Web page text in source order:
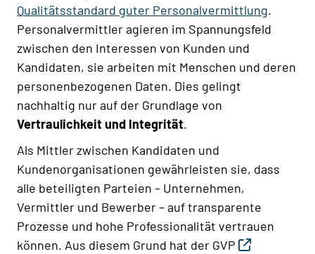
Qualitätsstandard guter Personalvermittlung.
Personalvermittler agieren im Spannungsfeld
zwischen den Interessen von Kunden und
Kandidaten, sie arbeiten mit Menschen und deren
personenbezogenen Daten. Dies gelingt
nachhaltig nur auf der Grundlage von
Vertraulichkeit und Integrität.
Als Mittler zwischen Kandidaten und
Kundenorganisationen gewährleisten sie, dass
alle beteiligten Parteien – Unternehmen,
Vermittler und Bewerber – auf transparente
Prozesse und hohe Professionalität vertrauen
können. Aus diesem Grund hat der GVP